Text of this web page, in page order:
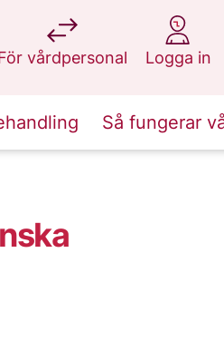
vårdpersonal
på 1177.se
Logga in
på 1177.se
Så fungerar